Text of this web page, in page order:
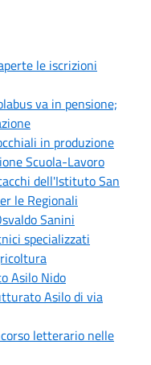
le iscrizioni
va in pensione;
in produzione
Scuola-Lavoro
dell'Istituto San
le Regionali
Sanini
specializzati
Asilo Nido
Asilo di via
letterario nelle